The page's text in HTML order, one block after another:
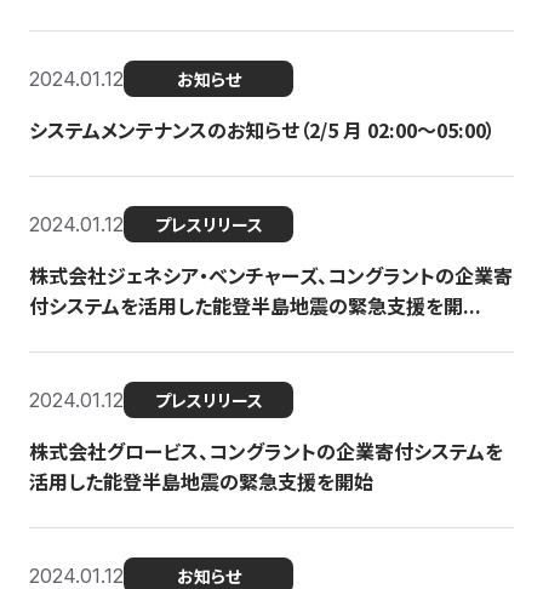
2024.01.12 お知らせ
システムメンテナンスのお知らせ（2/5 月 02:00〜05:00）
2024.01.12 プレスリリース
株式会社ジェネシア・ベンチャーズ、コングラントの企業寄
付システムを活用した能登半島地震の緊急支援を開...
2024.01.12 プレスリリース
株式会社グロービス、コングラントの企業寄付システムを
活用した能登半島地震の緊急支援を開始
2024.01.12 お知らせ